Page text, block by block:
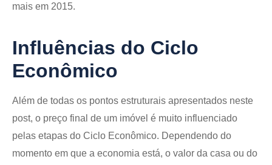
mais em 2015.
Influências do Ciclo
Econômico
Além de todas os pontos estruturais apresentados neste
post, o preço final de um imóvel é muito influenciado
pelas etapas do Ciclo Econômico. Dependendo do
momento em que a economia está, o valor da casa ou do